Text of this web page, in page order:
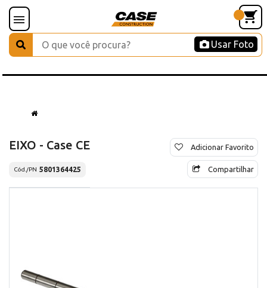
Usar Foto
EIXO - Case CE
Cód./PN 5801364425
Adicionar Favorito
Compartilhar